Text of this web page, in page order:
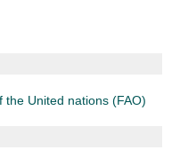
United nations (FAO)